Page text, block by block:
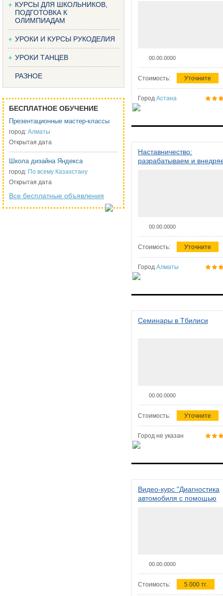
КУРСЫ ДЛЯ ШКОЛЬНИКОВ,
ПОДГОТОВКА К
ОЛИМПИАДАМ
УРОКИ И КУРСЫ РУКОДЕЛИЯ
УРОКИ ТАНЦЕВ
РАЗНОЕ
БЕСПЛАТНОЕ ОБУЧЕНИЕ
Презентационные мастер-классы
город: Алматы
Открытая дата
Школа дизайна Яндекса
город: По всему Казахстану
Открытая дата
Все бесплатные объявления
00.00.0000
Стоимость: Уточните
Город Астана
Наставничество:
разрабатываем и
00.00.0000
Стоимость: Уточните
Город Алматы
Семинары в Тбилиси
00.00.0000
Стоимость: Уточните
Город не указан
Видео-курс "Диагностика
автомобиля с помощью
00.00.0000
Стоимость: 5 000 тг.